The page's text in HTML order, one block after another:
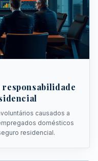
responsabilidade
causados a
domésticos
residencial.